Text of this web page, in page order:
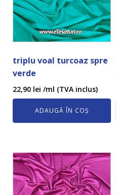
triplu voal turcoaz spre
verde
22,90 lei /ml (TVA inclus)
ADAUGĂ ÎN COȘ